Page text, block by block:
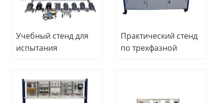
Учебный стенд для
испытания
оборудование для
школ, комплект для
Практический стенд
по трехфазной
Учебное